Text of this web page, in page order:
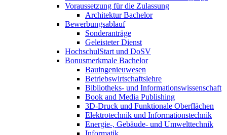
Voraussetzung für die Zulassung
Architektur Bachelor
Bewerbungsablauf
Sonderanträge
Geleisteter Dienst
HochschulStart und DoSV
Bonusmerkmale Bachelor
Bauingenieuwesen
Betriebswirtschaftslehre
Bibliotheks- und Informationswissenschaft
Book and Media Publishing
3D-Druck und Funktionale Oberflächen
Elektrotechnik und Informationstechnik
Energie-, Gebäude- und Umwelttechnik
Informatik